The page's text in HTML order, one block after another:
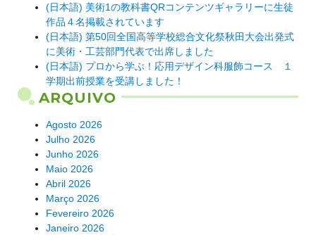
(日本語) 美術1の教科書QRコンテンツギャラリーに生徒
作品４名掲載されています
(日本語) 第50回全国高等学校総合文化祭秋田大会出発式
に美術・工芸部門代表で出席しました
(日本語) プロから学ぶ！応用デザイン科服飾コース １
学期出前授業を受講しました！
ARQUIVO
Agosto 2026
Julho 2026
Junho 2026
Maio 2026
Abril 2026
Março 2026
Fevereiro 2026
Janeiro 2026